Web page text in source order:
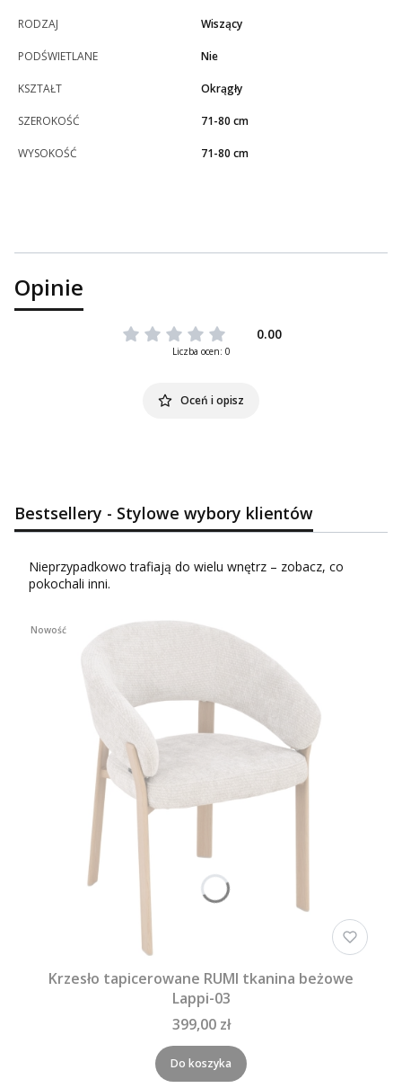
RODZAJ Wiszący
PODŚWIETLANE Nie
KSZTAŁT Okrągły
SZEROKOŚĆ 71-80 cm
WYSOKOŚĆ 71-80 cm
Opinie
0.00
Liczba ocen: 0
Oceń i opisz
Bestsellery - Stylowe wybory klientów
Nieprzypadkowo trafiają do wielu wnętrz – zobacz, co
pokochali inni.
Nowość
Krzesło tapicerowane RUMI tkanina beżowe
Lappi-03
399,00 zł
Do koszyka